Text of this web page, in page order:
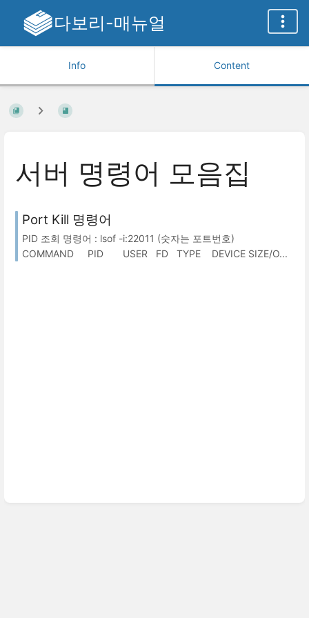
다보리-매뉴얼
Info Content
서버 명령어 모음집
Port Kill 명령어
PID 조회 명령어 : lsof -i:22011 (숫자는 포트번호)
COMMAND PID USER FD TYPE DEVICE SIZE/O...